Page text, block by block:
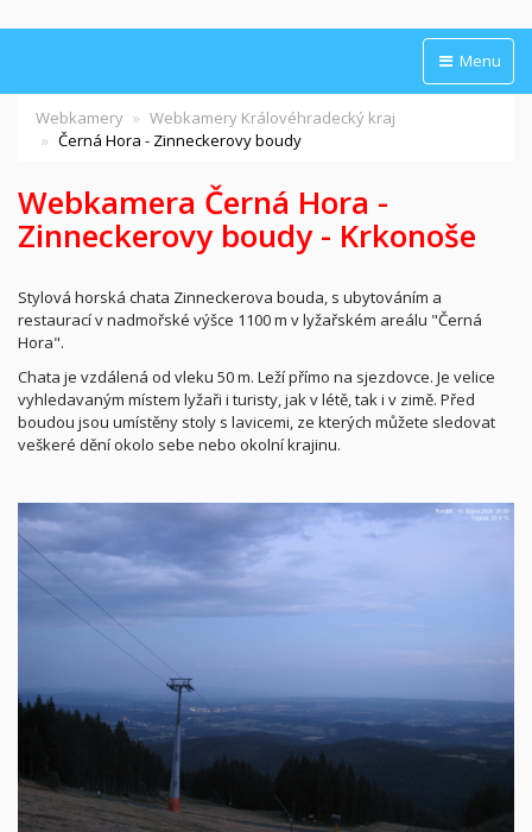
Menu
Webkamery
Webkamery Královéhradecký kraj
Černá Hora - Zinneckerovy boudy
Webkamera Černá Hora -
Zinneckerovy boudy - Krkonoše
Stylová horská chata Zinneckerova bouda, s ubytováním a
restaurací v nadmořské výšce 1100 m v lyžařském areálu "Černá
Hora".
Chata je vzdálená od vleku 50 m. Leží přímo na sjezdovce. Je velice
vyhledavaným místem lyžaři i turisty, jak v létě, tak i v zimě. Před
boudou jsou umístěny stoly s lavicemi, ze kterých můžete sledovat
veškeré dění okolo sebe nebo okolní krajinu.